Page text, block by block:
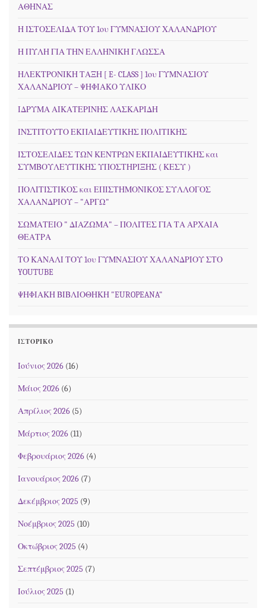
ΑΘΗΝΑΣ
Η ΙΣΤΟΣΕΛΙΔΑ ΤΟΥ 1ου ΓΥΜΝΑΣΙΟΥ ΧΑΛΑΝΔΡΙΟΥ
Η ΠΥΛΗ ΓΙΑ ΤΗΝ ΕΛΛΗΝΙΚΗ ΓΛΩΣΣΑ
ΗΛΕΚΤΡΟΝΙΚΗ ΤΑΞΗ [ E- CLASS ] 1ου ΓΥΜΝΑΣΙΟΥ
ΧΑΛΑΝΔΡΙΟΥ – ΨΗΦΙΑΚΟ ΥΛΙΚΟ
ΙΔΡΥΜΑ ΑΙΚΑΤΕΡΙΝΗΣ ΛΑΣΚΑΡΙΔΗ
ΙΝΣΤΙΤΟΥΤΟ ΕΚΠΑΙΔΕΥΤΙΚΗΣ ΠΟΛΙΤΙΚΗΣ
ΙΣΤΟΣΕΛΙΔΕΣ ΤΩΝ ΚΕΝΤΡΩΝ ΕΚΠΑΙΔΕΥΤΙΚΗΣ και
ΣΥΜΒΟΥΛΕΥΤΙΚΗΣ ΥΠΟΣΤΗΡΙΞΗΣ ( ΚΕΣΥ )
ΠΟΛΙΤΙΣΤΙΚΟΣ και ΕΠΙΣΤΗΜΟΝΙΚΟΣ ΣΥΛΛΟΓΟΣ
ΧΑΛΑΝΔΡΙΟΥ – "ΑΡΓΩ"
ΣΩΜΑΤΕΙΟ " ΔΙΑΖΩΜΑ" – ΠΟΛΙΤΕΣ ΓΙΑ ΤΑ ΑΡΧΑΙΑ
ΘΕΑΤΡΑ
ΤΟ ΚΑΝΑΛΙ ΤΟΥ 1ου ΓΥΜΝΑΣΙΟΥ ΧΑΛΑΝΔΡΙΟΥ ΣΤΟ
YOUTUBE
ΨΗΦΙΑΚΗ ΒΙΒΛΙΟΘΗΚΗ "EUROPEANA"
ΙΣΤΟΡΙΚΌ
Ιούνιος 2026 (16)
Μάιος 2026 (6)
Απρίλιος 2026 (5)
Μάρτιος 2026 (11)
Φεβρουάριος 2026 (4)
Ιανουάριος 2026 (7)
Δεκέμβριος 2025 (9)
Νοέμβριος 2025 (10)
Οκτώβριος 2025 (4)
Σεπτέμβριος 2025 (7)
Ιούλιος 2025 (1)